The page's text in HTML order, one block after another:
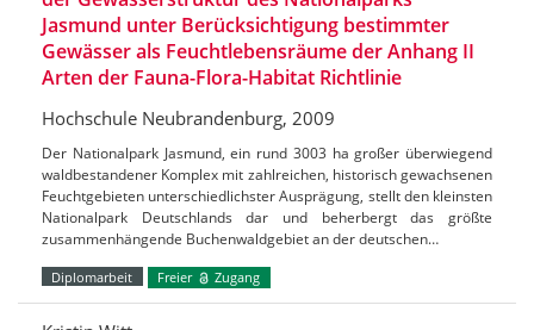
Jasmund unter Berücksichtigung bestimmter
Gewässer als Feuchtlebensräume der Anhang II
Arten der Fauna-Flora-Habitat Richtlinie
Hochschule Neubrandenburg, 2009
Der Nationalpark Jasmund, ein rund 3003 ha großer überwiegend
waldbestandener Komplex mit zahlreichen, historisch gewachsenen
Feuchtgebieten unterschiedlichster Ausprägung, stellt den kleinsten
Nationalpark Deutschlands dar und beherbergt das größte
zusammenhängende Buchenwaldgebiet an der deutschen…
Diplomarbeit Freier Zugang